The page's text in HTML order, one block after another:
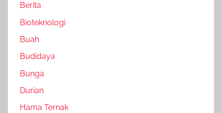
Berita
Bioteknologi
Buah
Budidaya
Bunga
Durian
Hama Ternak